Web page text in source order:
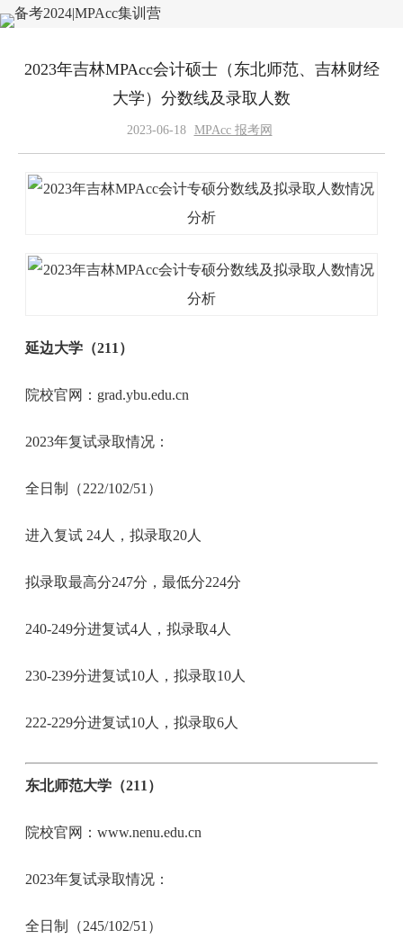
2023年吉林MPAcc会计硕士（东北师范、吉林财经
大学）分数线及录取人数
2023-06-18 MPAcc 报考网
延边大学（211）
院校官网：grad.ybu.edu.cn
2023年复试录取情况：
全日制（222/102/51）
进入复试 24人，拟录取20人
拟录取最高分247分，最低分224分
240-249分进复试4人，拟录取4人
230-239分进复试10人，拟录取10人
222-229分进复试10人，拟录取6人
东北师范大学（211）
院校官网：www.nenu.edu.cn
2023年复试录取情况：
全日制（245/102/51）